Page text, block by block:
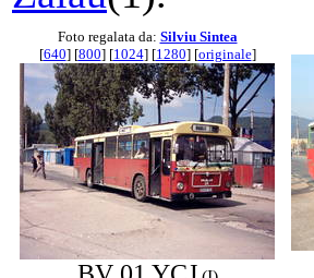
Foto regalata da: Silviu Sintea
[640] [800] [1024] [1280] [originale]